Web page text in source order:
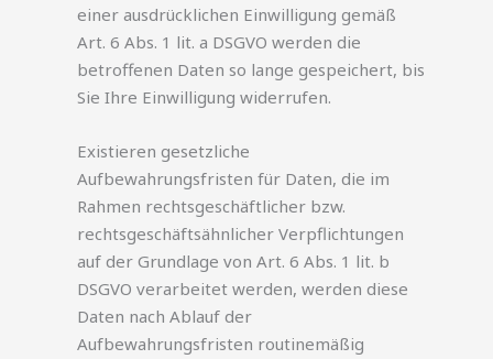
einer ausdrücklichen Einwilligung gemäß
Art. 6 Abs. 1 lit. a DSGVO werden die
betroffenen Daten so lange gespeichert, bis
Sie Ihre Einwilligung widerrufen.
Existieren gesetzliche
Aufbewahrungsfristen für Daten, die im
Rahmen rechtsgeschäftlicher bzw.
rechtsgeschäftsähnlicher Verpflichtungen
auf der Grundlage von Art. 6 Abs. 1 lit. b
DSGVO verarbeitet werden, werden diese
Daten nach Ablauf der
Aufbewahrungsfristen routinemäßig